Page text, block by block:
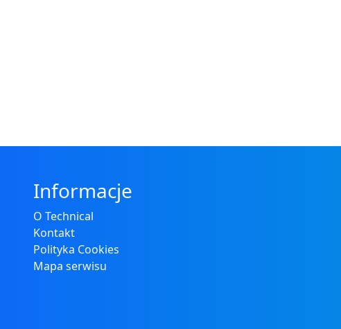
Informacje
O Technical
Kontakt
Polityka Cookies
Mapa serwisu